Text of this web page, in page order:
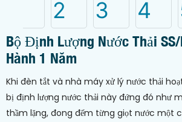
Bộ Định Lượng Nước Thải
Hành 1 Năm
Khi đèn tắt và nhà máy xử lý nước thải
bị định lượng nước thải này đứng đó như
thầm lặng, đong đếm từng giọt nước một